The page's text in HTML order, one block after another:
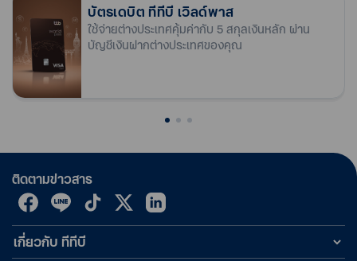
บัตรเดบิต ทีทีบี เวิลด์พาส
ใช้จ่ายต่างประเทศคุ้มค่ากับ 5 สกุลเงินหลัก ผ่าน
บัญชีเงินฝากต่างประเทศของคุณ
ติดตามข่าวสาร
เกี่ยวกับ ทีทีบี